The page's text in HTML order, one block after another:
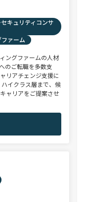
キュリティコンサ
ァーム
ングファームの人材
のご転職を多数支
リアチェンジ支援に
イクラス層まで、候
ャリアをご提案させ